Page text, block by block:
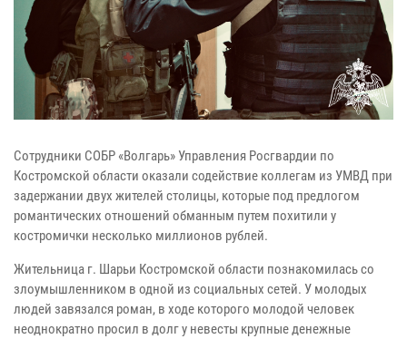
Сотрудники СОБР «Волгарь» Управления Росгвардии по
Костромской области оказали содействие коллегам из УМВД при
задержании двух жителей столицы, которые под предлогом
романтических отношений обманным путем похитили у
костромички несколько миллионов рублей.
Жительница г. Шарьи Костромской области познакомилась со
злоумышленником в одной из социальных сетей. У молодых
людей завязался роман, в ходе которого молодой человек
неоднократно просил в долг у невесты крупные денежные